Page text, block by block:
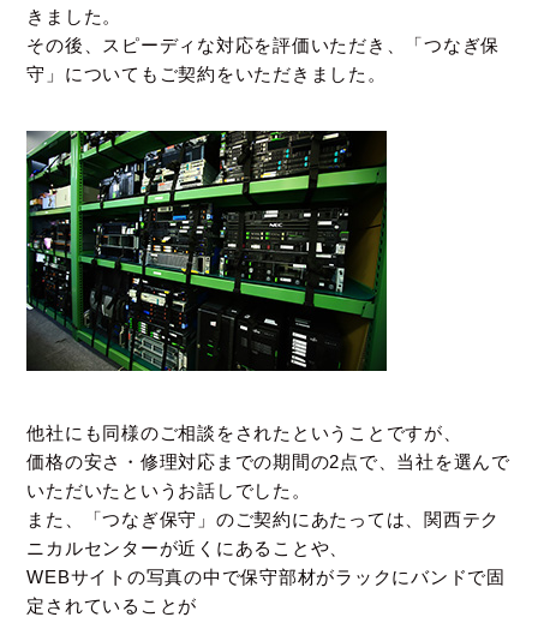
きました。
その後、スピーディな対応を評価いただき、「つなぎ保
守」についてもご契約をいただきました。
他社にも同様のご相談をされたということですが、
価格の安さ・修理対応までの期間の2点で、当社を選んで
いただいたというお話しでした。
また、「つなぎ保守」のご契約にあたっては、関西テク
ニカルセンターが近くにあることや、
WEBサイトの写真の中で保守部材がラックにバンドで固
定されていることが